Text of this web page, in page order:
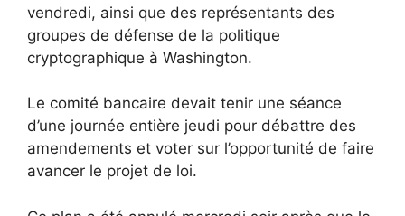
vendredi, ainsi que des représentants des
groupes de défense de la politique
cryptographique à Washington.
Le comité bancaire devait tenir une séance
d’une journée entière jeudi pour débattre des
amendements et voter sur l’opportunité de faire
avancer le projet de loi.